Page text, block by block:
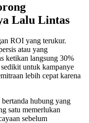
Lalu Lintas
ROI yang terukur.
atau yang
ketikan langsung 30%
untuk kampanye
lebih cepat karena
hubung yang
satu memerlukan
sebelum